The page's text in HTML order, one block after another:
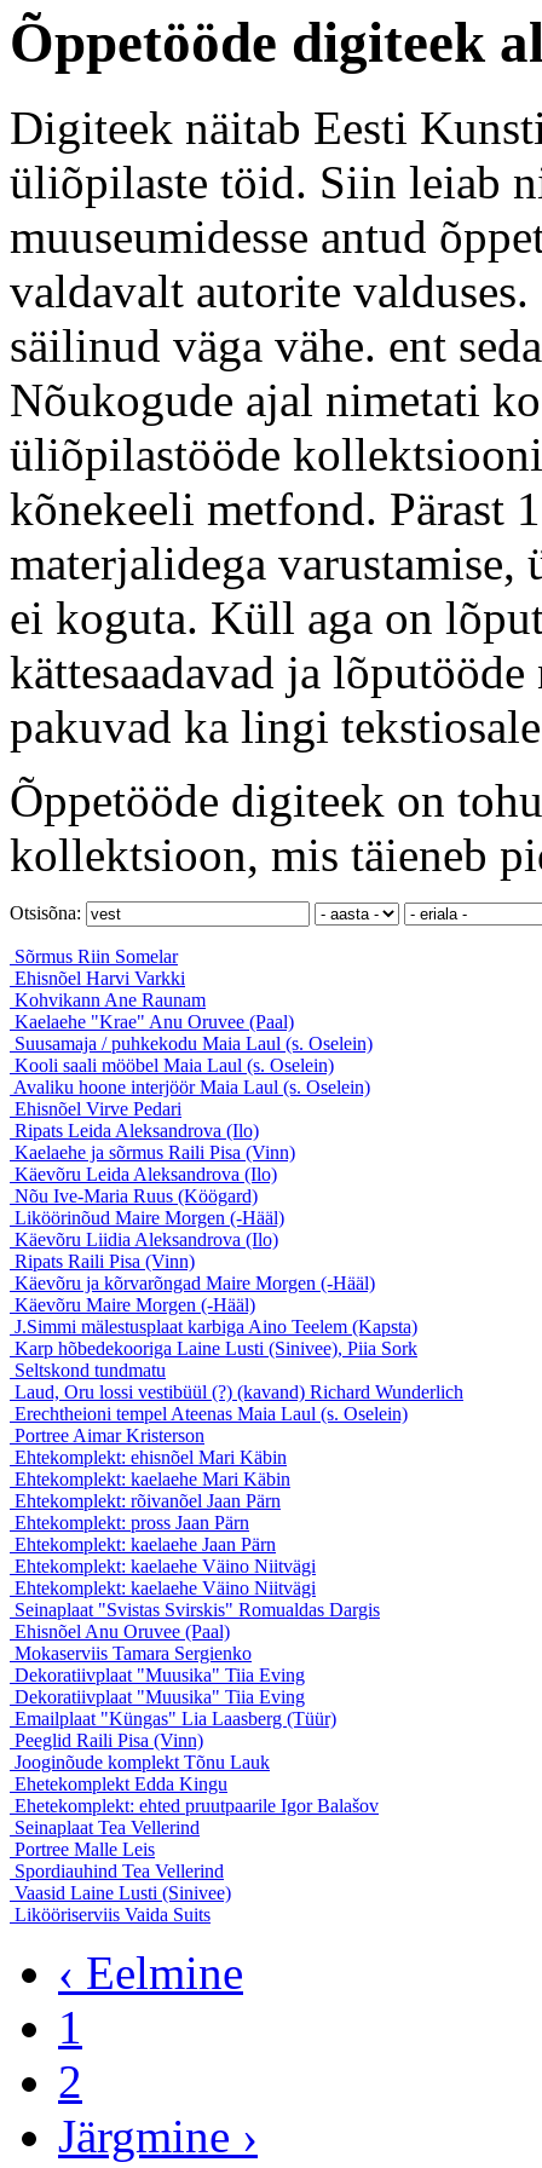
Õppetööde digiteek
Digiteek näitab Eesti
üliõpilaste töid. Siin leiab
muuseumidesse antud
valdavalt autorite
säilinud väga vähe. ent
Nõukogude ajal nimetati
üliõpilastööde
kõnekeeli metfond. Pärast
materjalidega varustamise,
ei koguta. Küll aga on
kättesaadavad ja
pakuvad ka lingi
Õppetööde digiteek on
kollektsioon, mis täieneb
Otsisõna:
Sõrmus Riin Somelar
Ehisnõel Harvi Varkki
KohvikannAne Raunam
Kaelaehe "Krae" Anu Oruvee (Paal)
Suusamaja / puhkekodu Maia Laul (s. Oselein)
Kooli saali mööbel Maia Laul (s. Oselein)
Avaliku hoone interjöörMaia Laul (s. Oselein)
Ehisnõel Virve Pedari
Ripats Leida Aleksandrova (Ilo)
Kaelaehe ja sõrmus Raili Pisa (Vinn)
Käevõru Leida Aleksandrova (Ilo)
Nõu Ive-Maria Ruus (Köögard)
Liköörinõud Maire Morgen (-Hääl)
Käevõru Liidia Aleksandrova (Ilo)
Ripats Raili Pisa (Vinn)
Käevõru ja kõrvarõngad Maire Morgen (-Hääl)
Käevõru Maire Morgen (-Hääl)
J.Simmi mälestusplaat karbigaAino Teelem (Kapsta)
Karp hõbedekooriga Laine Lusti (Sinivee), Piia Sork
Seltskond tundmatu
Laud, Oru lossi vestibüül (?) (kavand) Richard Wunderlich
Erechtheioni tempel Ateenas Maia Laul (s. Oselein)
PortreeAimar Kristerson
Ehtekomplekt: ehisnõel Mari Käbin
Ehtekomplekt: kaelaehe Mari Käbin
Ehtekomplekt: rõivanõel Jaan Pärn
Ehtekomplekt: pross Jaan Pärn
Ehtekomplekt: kaelaehe Jaan Pärn
Ehtekomplekt: kaelaehe Väino Niitvägi
Ehtekomplekt: kaelaehe Väino Niitvägi
Seinaplaat "Svistas Svirskis" Romualdas Dargis
EhisnõelAnu Oruvee (Paal)
Mokaserviis Tamara Sergienko
Dekoratiivplaat "Muusika" Tiia Eving
Dekoratiivplaat "Muusika" Tiia Eving
Emailplaat "Küngas" Lia Laasberg (Tüür)
Peeglid Raili Pisa (Vinn)
Jooginõude komplektTõnu Lauk
EhetekomplektEdda Kingu
Ehetekomplekt: ehted pruutpaarile Igor Balašov
SeinaplaatTea Vellerind
Portree Malle Leis
Spordiauhind Tea Vellerind
Vaasid Laine Lusti (Sinivee)
Likööriserviis Vaida Suits
‹ Eelmine
1
2
Järgmine ›